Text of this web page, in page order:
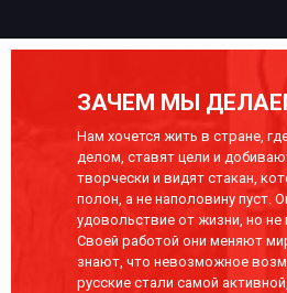
ЗАЧЕМ МЫ
Нам хочется жить в стране,
делом, ставят цели и
творчески и видят стакан,
полон, а не наполовину пуст.
удовольствие от жизни, но
Своей работой они меняют
знают, что невозможное
русские стали самой